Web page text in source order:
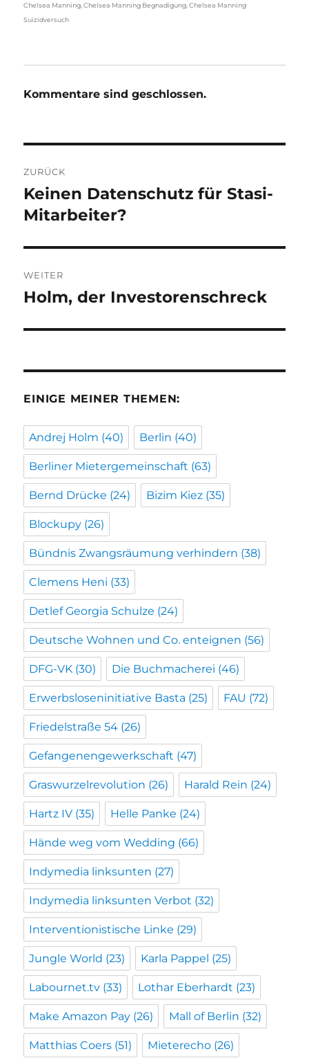
Chelsea Manning ,Chelsea Manning Begnadigung ,Chelsea Manning
Suizidversuch
Kommentare sind geschlossen.
ZURÜCK
Vorheriger
Beitrag:
Keinen Datenschutz für Stasi-
Mitarbeiter?
WEITER
Nächster
Holm, der Investorenschreck
EINIGE MEINER THEMEN:
Andrej Holm (40) Berlin (40)
Berliner Mietergemeinschaft (63)
Bernd Drücke (24) Bizim Kiez (35)
Blockupy (26)
Bündnis Zwangsräumung verhindern (38)
Clemens Heni (33)
Detlef Georgia Schulze (24)
Deutsche Wohnen und Co. enteignen (56)
DFG-VK (30) Die Buchmacherei (46)
Erwerbsloseninitiative Basta (25) FAU (72)
Friedelstraße 54 (26)
Gefangenengewerkschaft (47)
Graswurzelrevolution (26) Harald Rein (24)
Hartz IV (35) Helle Panke (24)
Hände weg vom Wedding (66)
Indymedia linksunten (27)
Indymedia linksunten Verbot (32)
Interventionistische Linke (29)
Jungle World (23) Karla Pappel (25)
Labournet.tv (33) Lothar Eberhardt (23)
Make Amazon Pay (26) Mall of Berlin (32)
Matthias Coers (51) Mieterecho (26)